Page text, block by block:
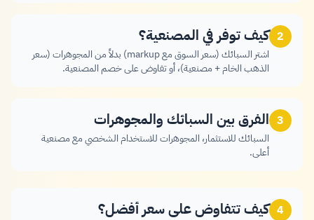
2 كيف توفر في المصنعية؟
اشتر السبائك (سعر السوق مع markup) بدلاً من المجوهرات (سعر
الذهب الخام + مصنعية)، أو تفاوض على خصم المصنعية.
3 الفرق بين السبائك والمجوهرات
السبائك للاستثمار، المجوهرات للاستخدام الشخصي مع مصنعية
أعلى.
4 كيف تتفاوض على سعر أفضل؟